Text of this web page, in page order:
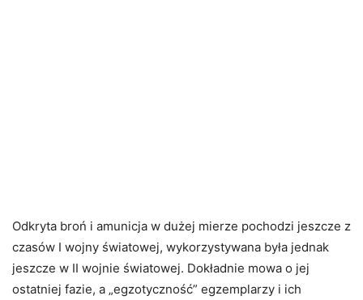
Odkryta broń i amunicja w dużej mierze pochodzi jeszcze z
czasów I wojny światowej, wykorzystywana była jednak
jeszcze w II wojnie światowej. Dokładnie mowa o jej
ostatniej fazie, a „egzotyczność” egzemplarzy i ich